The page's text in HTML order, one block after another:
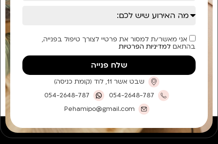
אני מאשר/ת למסור את פרטיי לצורך טיפול בפנייה,
בהתאם למדיניות הפרטיות
שלח פנייה
שבט אשר 11, לוד (קומת כניסה)
054-2648-787
054-2648-787
Pehamipo@gmail.com